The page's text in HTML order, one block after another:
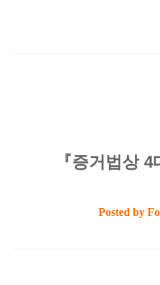
『증거법상 4
Posted by